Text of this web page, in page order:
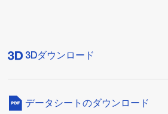
3Dダウンロード
データシートのダウンロード